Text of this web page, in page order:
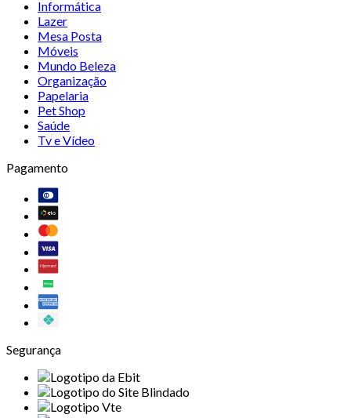
Informática
Lazer
Mesa Posta
Móveis
Mundo Beleza
Organização
Papelaria
Pet Shop
Saúde
Tv e Vídeo
Pagamento
Segurança